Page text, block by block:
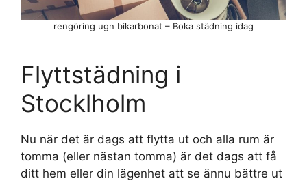
Flyttstädning i
Stocklholm
Nu när det är dags att flytta ut och alla rum är
tomma (eller nästan tomma) är det dags att få
ditt hem eller din lägenhet att se ännu bättre ut
rengöring ugn bikarbonat – Boka städning idag